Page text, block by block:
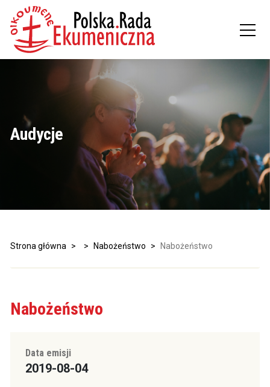
Audycje
Strona główna > > Nabożeństwo > Nabożeństwo
Nabożeństwo
Data emisji
2019-08-04